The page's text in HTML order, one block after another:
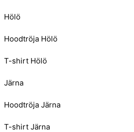
Hölö
Hoodtröja Hölö
T-shirt Hölö
Järna
Hoodtröja Järna
T-shirt Järna